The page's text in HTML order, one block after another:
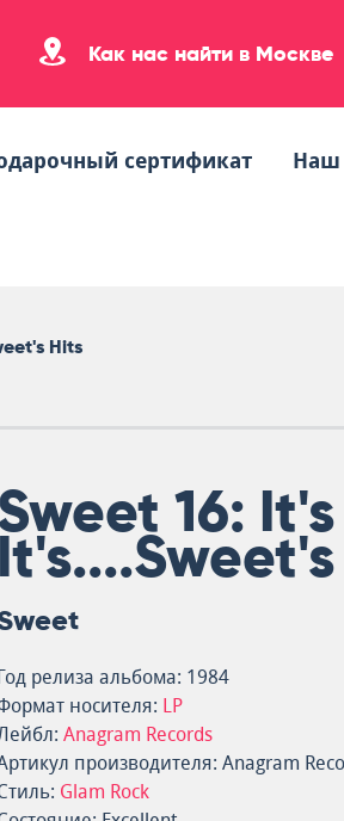
Как нас найти в Москве
сертификат Наш
Hits
16: It's
релиза альбома: 1984
носителя: LP
Anagram Records
производителя: Anagram
Glam Rock